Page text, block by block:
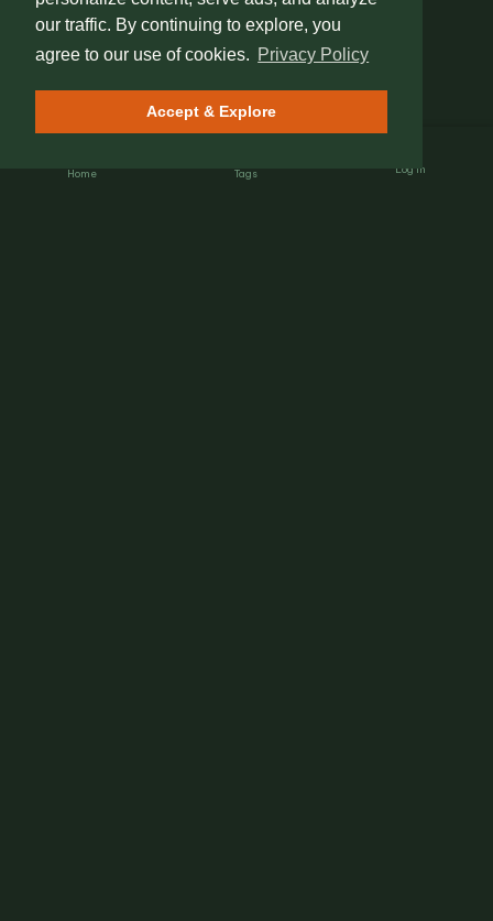
our traffic. By continuing to explore, you
agree to our use of cookies. Privacy Policy
Accept & Explore
Home Tags Log In